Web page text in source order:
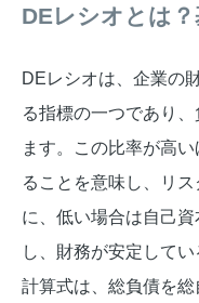
DEレシオとは
DEレシオは、企業の
る指標の一つであり
ます。この比率が高
ることを意味し、リ
に、低い場合は自己
し、財務が安定して
計算式は、総負債を